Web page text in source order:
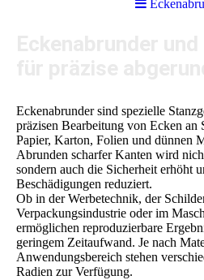
Eckenabrunder sind spezielle
präzisen Bearbeitung von Ecken
Papier, Karton, Folien und dünnen
Abrunden scharfer Kanten wird
sondern auch die Sicherheit erhöht
Beschädigungen reduziert.
Ob in der Werbetechnik, der
Verpackungsindustrie oder im
ermöglichen reproduzierbare
geringem Zeitaufwand. Je nach
Anwendungsbereich stehen
Radien zur Verfügung.